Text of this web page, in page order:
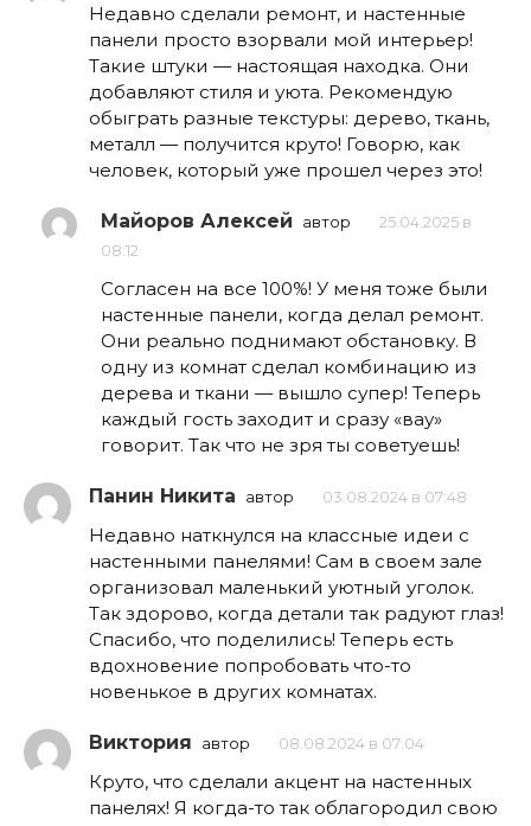
Недавно сделали ремонт, и настенные
панели просто взорвали мой интерьер!
Такие штуки — настоящая находка. Они
добавляют стиля и уюта. Рекомендую
обыграть разные текстуры: дерево, ткань,
металл — получится круто! Говорю, как
человек, который уже прошел через это!
Майоров Алексей автор
25.04.2025 в
08:12
Согласен на все 100%! У меня тоже были
настенные панели, когда делал ремонт.
Они реально поднимают обстановку. В
одну из комнат сделал комбинацию из
дерева и ткани — вышло супер! Теперь
каждый гость заходит и сразу «вау»
говорит. Так что не зря ты советуешь!
Панин Никита автор 03.08.2024 в 07:48
Недавно наткнулся на классные идеи с
настенными панелями! Сам в своем зале
организовал маленький уютный уголок.
Так здорово, когда детали так радуют глаз!
Спасибо, что поделились! Теперь есть
вдохновение попробовать что-то
новенькое в других комнатах.
Виктория автор 08.08.2024 в 07:04
Круто, что сделали акцент на настенных
панелях! Я когда-то так облагородил свою